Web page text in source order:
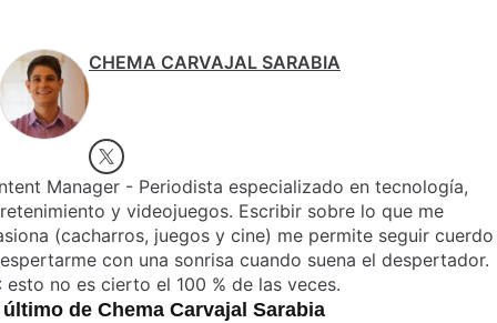
CHEMA CARVAJAL SARABIA
Manager - Periodista especializado en tecnología,
y videojuegos. Escribir sobre lo que me
(cacharros, juegos y cine) me permite seguir cuerdo
con una sonrisa cuando suena el despertador.
esto no es cierto el 100 % de las veces.
de Chema Carvajal Sarabia